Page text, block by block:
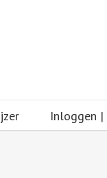
Inloggen